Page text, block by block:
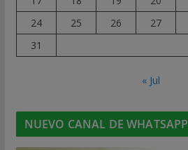
24
25 26 27
31
« Jul
NUEVO CANAL DE WHATSAPP